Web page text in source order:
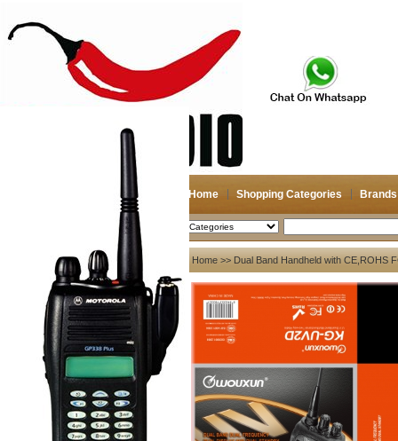
Home Shopping Categories Brands
2026-08-09 Search
My account
Register
Login
Shopping Cart(0)
Compare Now(0)
Your Recent History
Home >> Dual Band Handheld with CE,ROHS